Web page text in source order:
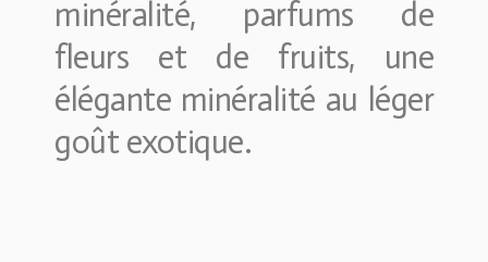
minéralité, parfums de
fleurs et de fruits, une
élégante minéralité au léger
goût exotique.